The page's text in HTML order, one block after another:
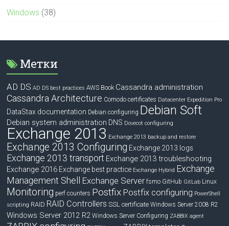
Windows (38)
Метки
AD DS AD DS best practices AWS Book Cassandra administration
Cassandra Architecture Comodo certificates Datacenter Expedition Pro
DataStax documentation Debian configuring Debian Soft
Debian system administration DNS Dovecot configuring
Exchange 2013 Exchange 2013 backup and restore
Exchange 2013 Configuring Exchange 2013 logs
Exchange 2013 transport Exchange 2013 troubleshooting
Exchange 2016 Exchange best practice Exchange Hybrid Exchange
Management Shell
Exchange Server fsmo GitHub GitLab Linux
Monitoring perf counters Postfix Postfix configuring PowerShell
scripting RAID RAID Controllers SSL certificate Windows Server 2008 R2
Windows Server 2012 R2 Windows Server Configuring ZABBIX agent